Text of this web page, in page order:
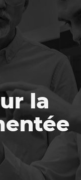
la